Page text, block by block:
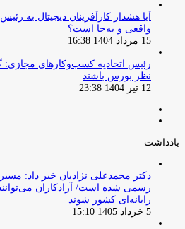
آیا هشدار کارآفرینان دیجیتال به
واقعی و به‌جا است؟
15 مرداد 1404 16:38
‏رئیس اتحادیه کسب‌وکارهای مجازی:
نظر بورس باشند
12 تیر 1404 23:38
یادداشت
دکتر محمدعلی نژادیان خبر داد:
رسمی شده است/ آزادکاران
رایانه‌ای کشور شوند
5 خرداد 1405 15:10